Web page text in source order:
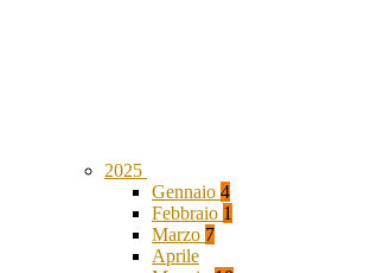
2025
Gennaio 4
Febbraio 1
Marzo 7
Aprile